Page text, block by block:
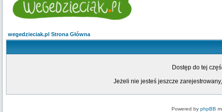
wegedzieciak.pl Strona Główna
Dostęp do tej
Jeżeli nie jesteś jeszcze
Powered by phpBB